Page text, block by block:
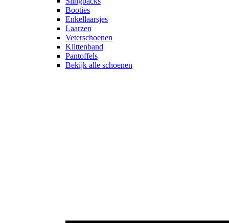
Booties
Enkellaarsjes
Laarzen
Veterschoenen
Klittenband
Pantoffels
Bekijk alle schoenen